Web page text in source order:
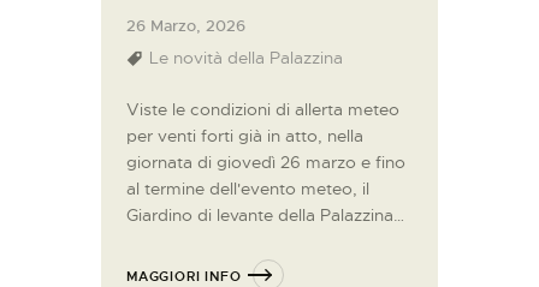
26 Marzo, 2026
Le novità della Palazzina
Viste le condizioni di allerta meteo
per venti forti già in atto, nella
giornata di giovedì 26 marzo e fino
al termine dell'evento meteo, il
Giardino di levante della Palazzina…
MAGGIORI INFO